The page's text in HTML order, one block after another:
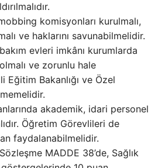
komisyonları kurulmalı,
ve haklarını savunabilmelidir.
evleri imkânı kurumlarda
ve zorunlu hale
Eğitim Bakanlığı ve Özel
akademik, idari personel
Öğretim Görevlileri de
faydalanabilmelidir.
MADDE 38’de, Sağlık